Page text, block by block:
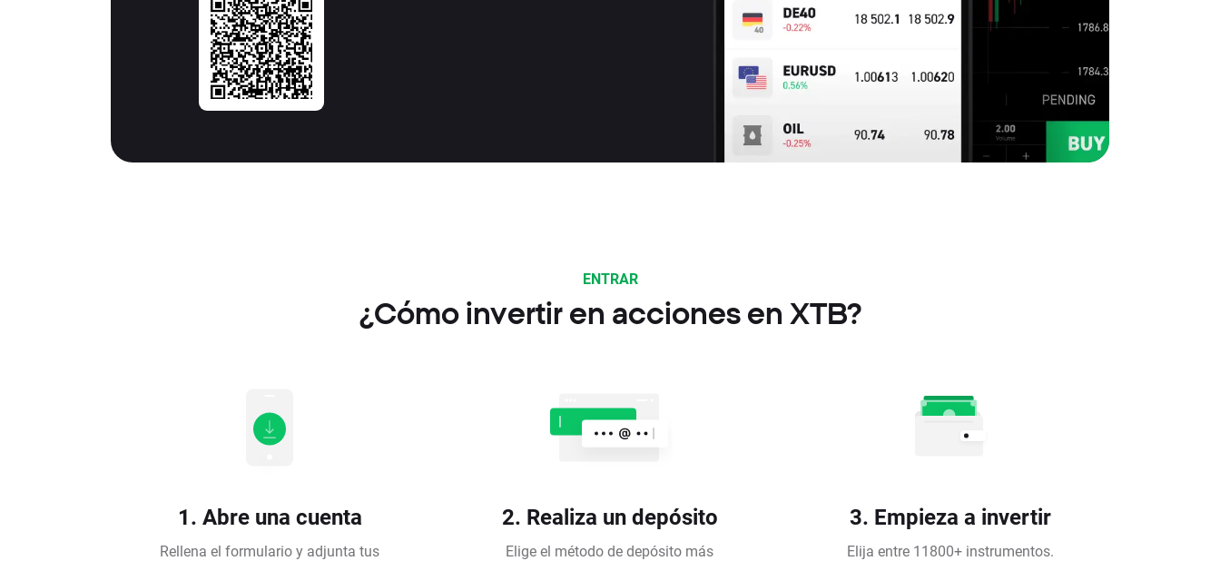
ENTRAR
¿Cómo invertir en acciones en XTB?
1. Abre una cuenta
Rellena el formulario y adjunta tus
2. Realiza un depósito
Elige el método de depósito más
3. Empieza a invertir
Elija entre 11800+ instrumentos.